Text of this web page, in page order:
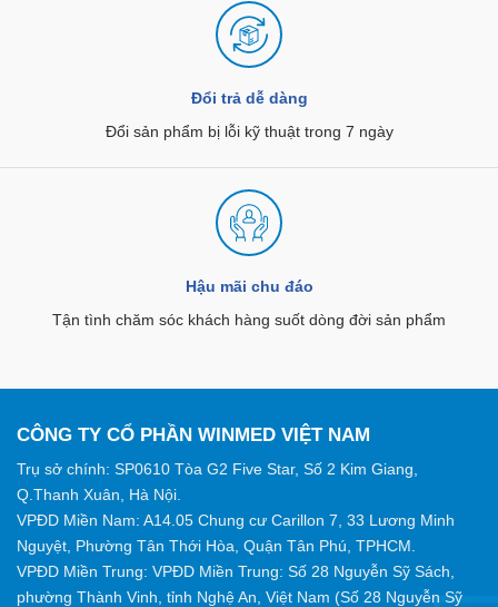
Đổi trả dễ dàng
Đổi sản phẩm bị lỗi kỹ thuật trong 7 ngày
Hậu mãi chu đáo
Tận tình chăm sóc khách hàng suốt dòng đời sản phẩm
CÔNG TY CỔ PHẦN WINMED VIỆT NAM
Trụ sở chính: SP0610 Tòa G2 Five Star, Số 2 Kim Giang,
Q.Thanh Xuân, Hà Nội.
VPĐD Miền Nam: A14.05 Chung cư Carillon 7, 33 Lương Minh
Nguyệt, Phường Tân Thới Hòa, Quận Tân Phú, TPHCM.
VPĐD Miền Trung: VPĐD Miền Trung: Số 28 Nguyễn Sỹ Sách,
phường Thành Vinh, tỉnh Nghệ An, Việt Nam (Số 28 Nguyễn Sỹ